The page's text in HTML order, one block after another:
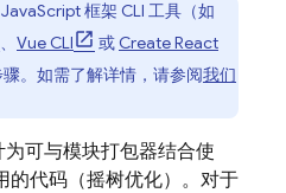
框架 CLI 工具（如
、 Vue CLI 或 Create React
。如需了解详情，请参阅我们
可与模块打包器结合使
的代码（摇树优化）。对于